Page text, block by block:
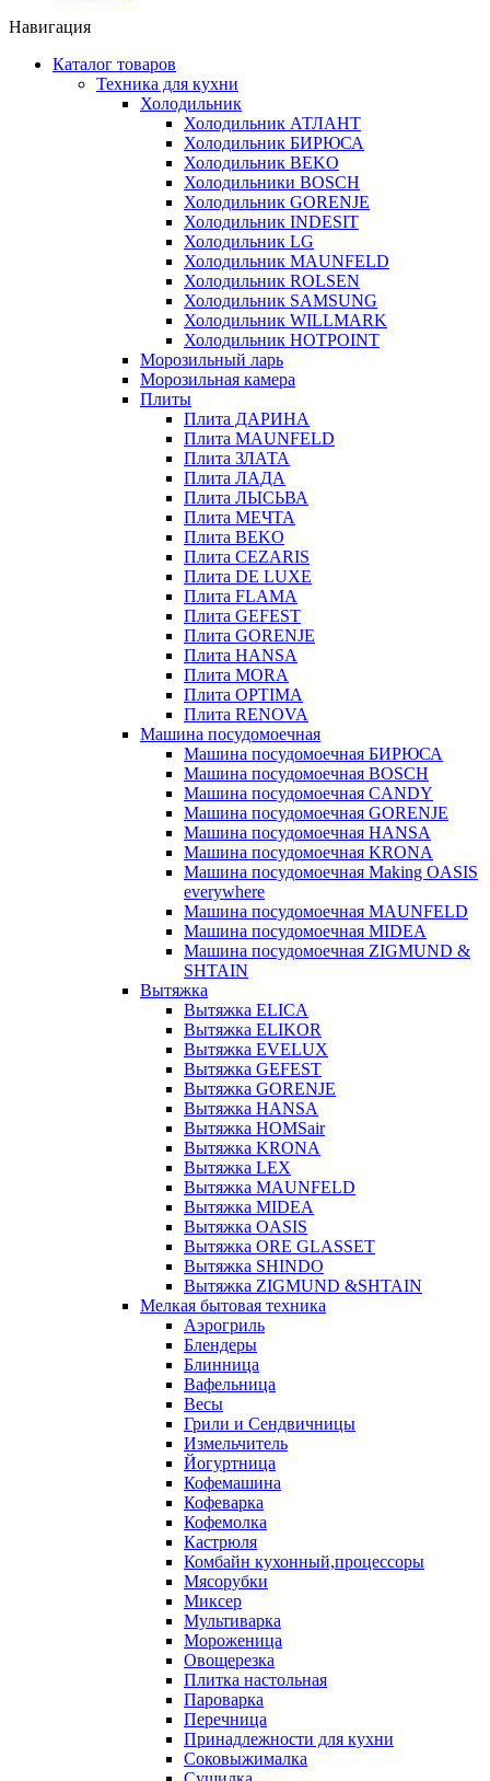
Навигация
Каталог товаров
Техника для кухни
Холодильник
Холодильник АТЛАНТ
Холодильник БИРЮСА
Холодильник BEKO
Холодильники BOSCH
Холодильник GORENJE
Холодильник INDESIT
Холодильник LG
Холодильник MAUNFELD
Холодильник ROLSEN
Холодильник SAMSUNG
Холодильник WILLMARK
Холодильник HOTPOINT
Морозильный ларь
Морозильная камера
Плиты
Плита ДАРИНА
Плита MAUNFELD
Плита ЗЛАТА
Плита ЛАДА
Плита ЛЫСЬВА
Плита МЕЧТА
Плита BEKO
Плита CEZARIS
Плита DE LUXE
Плита FLAMA
Плита GEFEST
Плита GORENJE
Плита HANSA
Плита MORA
Плита OPTIMA
Плита RENOVA
Машина посудомоечная
Машина посудомоечная БИРЮСА
Машина посудомоечная BOSCH
Машина посудомоечная CANDY
Машина посудомоечная GORENJE
Машина посудомоечная HANSA
Машина посудомоечная KRONA
Машина посудомоечная Making OASIS
everywhere
Машина посудомоечная MAUNFELD
Машина посудомоечная MIDEA
Машина посудомоечная ZIGMUND &
SHTAIN
Вытяжка
Вытяжка ELICA
Вытяжка ELIKOR
Вытяжка EVELUX
Вытяжка GEFEST
Вытяжка GORENJE
Вытяжка HANSA
Вытяжка HOMSair
Вытяжка KRONA
Вытяжка LEX
Вытяжка MAUNFELD
Вытяжка MIDEA
Вытяжка OASIS
Вытяжка ORE GLASSET
Вытяжка SHINDO
Вытяжка ZIGMUND &SHTAIN
Мелкая бытовая техника
Аэрогриль
Блендеры
Блинница
Вафельница
Весы
Грили и Сендвичницы
Измельчитель
Йогуртница
Кофемашина
Кофеварка
Кофемолка
Кастрюля
Комбайн кухонный,процессоры
Мясорубки
Миксер
Мультиварка
Мороженица
Овощерезка
Плитка настольная
Пароварка
Перечница
Принадлежности для кухни
Соковыжималка